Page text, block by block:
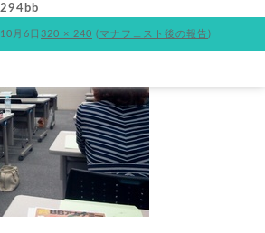
月6日 320 × 240 (マナフェスト後の報告)